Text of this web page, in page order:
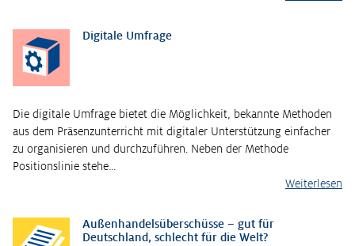
Digitale Umfrage
Die digitale Umfrage bietet die Möglichkeit, bekannte Methoden
aus dem Präsenzunterricht mit digitaler Unterstützung einfacher
zu organisieren und durchzuführen. Neben der Methode
Positionslinie stehe…
Weiterlesen
Außenhandelsüberschüsse – gut für
Deutschland, schlecht für die Welt?